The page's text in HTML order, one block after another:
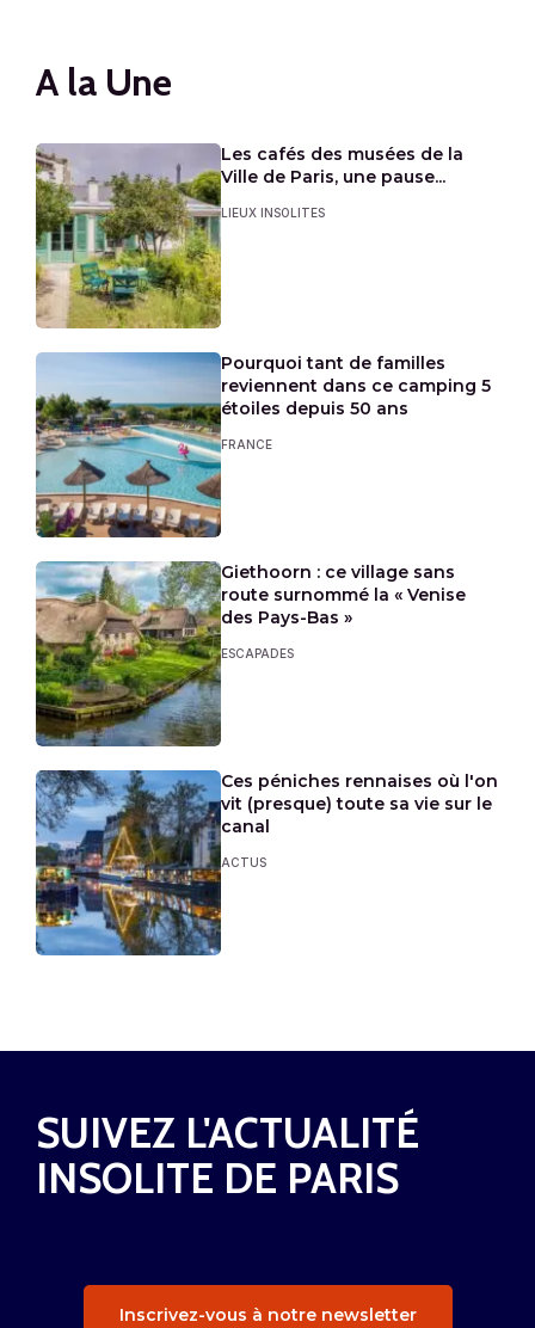
A la Une
Les cafés des musées de la
Ville de Paris, une pause...
LIEUX INSOLITES
Pourquoi tant de familles
reviennent dans ce camping 5
étoiles depuis 50 ans
FRANCE
Giethoorn : ce village sans
route surnommé la « Venise
des Pays-Bas »
ESCAPADES
Ces péniches rennaises où l'on
vit (presque) toute sa vie sur le
canal
ACTUS
SUIVEZ L'ACTUALITÉ
INSOLITE DE PARIS
Inscrivez-vous à notre newsletter